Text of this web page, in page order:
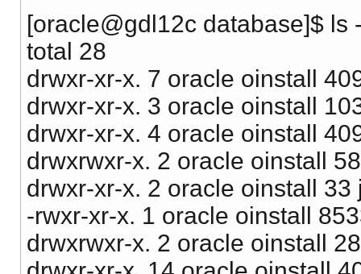
[oracle@gdl12c database]$ ls
total 28
drwxr-xr-x. 7 oracle oinstall
drwxr-xr-x. 3 oracle oinstall
drwxr-xr-x. 4 oracle oinstall
drwxrwxr-x. 2 oracle oinstall
drwxr-xr-x. 2 oracle oinstall 33
-rwxr-xr-x. 1 oracle oinstall
drwxrwxr-x. 2 oracle oinstall